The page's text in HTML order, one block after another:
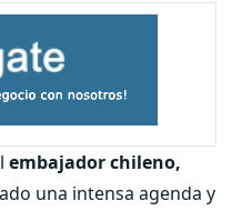
embajador chileno,
una intensa agenda y